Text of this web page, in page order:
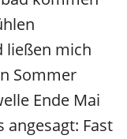
ließen mich
Sommer
Ende Mai
Fast